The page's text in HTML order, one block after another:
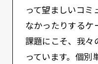
って望ましいコミ
なかったりするケ
課題にこそ、我々
っています。個別